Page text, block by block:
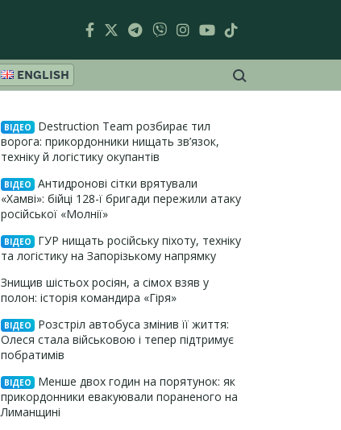
ENGLISH
ВІДЕО
Destruction Team розбирає тил
ворога: прикордонники нищать зв’язок,
техніку й логістику окупантів
ВІДЕО
Антидронові сітки врятували
«Хамві»: бійці 128-ї бригади пережили атаку
російської «Молнії»
ВІДЕО
ГУР нищать російську піхоту, техніку
та логістику на Запорізькому напрямку
Знищив шістьох росіян, а сімох взяв у
полон: історія командира «Гіря»
ВІДЕО
Розстріл автобуса змінив її життя:
Олеся стала військовою і тепер підтримує
побратимів
ВІДЕО
Менше двох годин на порятунок: як
прикордонники евакуювали пораненого на
Лиманщині